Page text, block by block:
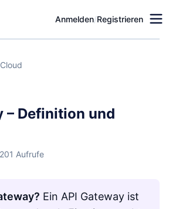
Anmelden/Registrieren
– Definition und
Aufrufe
Ein API Gateway ist